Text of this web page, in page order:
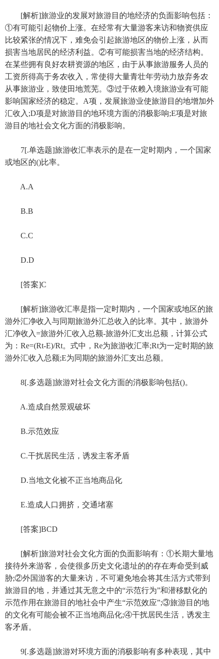
[解析]旅游业的发展对旅游目的地经济的负面影响包括：
①有可能引起物价上涨。在经常有大量游客来访和物资供应
比较紧张的情况下，难免会引起旅游地区的物价上涨，从而
损害当地居民的经济利益。②有可能损害当地的经济结构。
在某些拥有良好农耕资源的地区，由于从事旅游服务人员的
工资所得高于务农收入，常使得大量青壮年劳动力放弃务农
从事旅游业，致使田地荒芜。③过于依赖入境旅游业有可能
影响国家经济的稳定。A项，发展旅游业使旅游目的地增加外
汇收入;D项是对旅游目的地环境方面的消极影响;E项是对旅
游目的地社会文化方面的消极影响。
7[.单选题]旅游收汇率表示的是在一定时期内，一个国家
或地区的()比率。
A.A
B.B
C.C
D.D
[答案]C
[解析]旅游收汇率是指一定时期内，一个国家或地区的旅
游外汇净收入与同期旅游外汇总收入的比率。其中，旅游外
汇净收入=旅游外汇收入总额-旅游外汇支出总额，计算公式
为：Re=(Rt-E)/Rt。式中，Re为旅游收汇率;Rt为一定时期的旅
游外汇收入总额;E为同期的旅游外汇支出总额。
8[.多选题]旅游对社会文化方面的消极影响包括()。
A.造成自然景观破坏
B.示范效应
C.干扰居民生活，诱发主客矛盾
D.当地文化被不正当地商品化
E.造成人口拥挤，交通堵塞
[答案]BCD
[解析]旅游对社会文化方面的负面影响有：①长期大量地
接待外来游客，会使很多历史文化遗址的的存在寿命受到威
胁;②外国游客的大量来访，不可避免地会将其生活方式带到
旅游目的地，并通过其无意之中的“示范行为”和潜移默化的
示范作用在旅游目的地社会中产生“示范效应”;③旅游目的地
的文化有可能会被不正当地商品化;④干扰居民生活，诱发主
客矛盾。
9[.多选题]旅游对环境方面的消极影响有多种表现，其中